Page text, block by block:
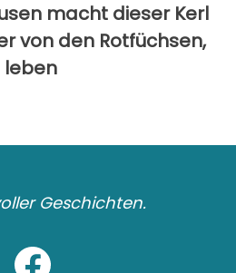
macht dieser Kerl
von den Rotfüchsen,
leben
Geschichten.